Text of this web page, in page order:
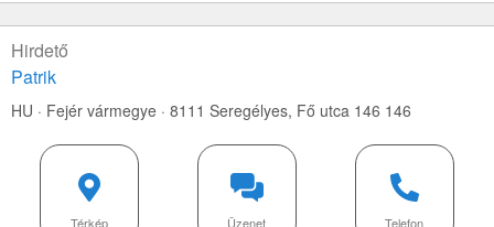
Hirdető
Patrik
HU · Fejér vármegye · 8111 Seregélyes, Fő utca 146 146
Telefon
Üzenet
Térkép